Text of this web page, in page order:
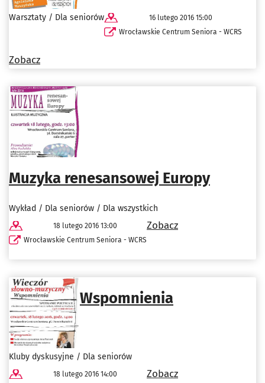
Warsztaty / Dla seniorów
16 lutego 2016 15:00
Wrocławskie Centrum Seniora - WCRS
Zobacz
Muzyka renesansowej Europy
Wykład / Dla seniorów / Dla wszystkich
18 lutego 2016 13:00
Wrocławskie Centrum Seniora - WCRS
Zobacz
Wspomnienia
Kluby dyskusyjne / Dla seniorów
18 lutego 2016 14:00
Zobacz